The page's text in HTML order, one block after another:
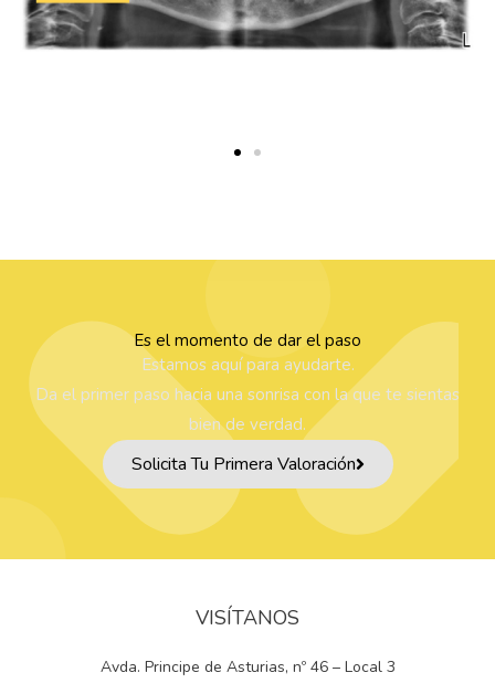
Es el momento de dar el paso
Estamos aquí para ayudarte.
Da el primer paso hacia una sonrisa con la que te sientas
bien de verdad.
Solicita Tu Primera Valoración
VISÍTANOS
Avda. Principe de Asturias, nº 46 – Local 3